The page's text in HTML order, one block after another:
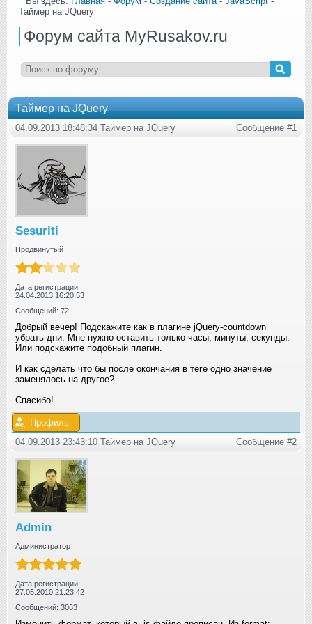
Таймер на JQuery
Форум сайта MyRusakov.ru
Таймер на JQuery
04.09.2013 18:48:34 Таймер на JQuery Сообщение #1
Sesuriti
Продвинутый
Дата регистрации:
24.04.2013 16:20:53
Сообщений: 72
Добрый вечер! Подскажите как в плагине jQuery-countdown
убрать дни. Мне нужно оставить только часы, минуты, секунды.
Или подскажите подобный плагин.
И как сделать что бы после окончания в теге одно значение
заменялось на другое?
Спасибо!
Профиль
04.09.2013 23:43:10 Таймер на JQuery
Сообщение #2
Admin
Администратор
Дата регистрации:
27.05.2010 21:23:42
Сообщений: 3063